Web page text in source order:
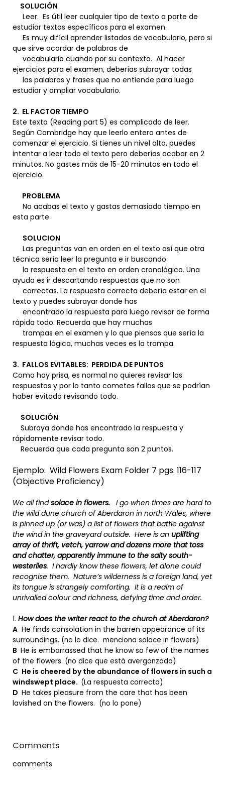
SOLUCIÓN
Leer. Es útil leer cualquier tipo de texto a parte de
estudiar textos específicos para el examen.
Es muy difícil aprender listados de vocabulario, pero si
que sirve acordar de palabras de
vocabulario cuando por su contexto. Al hacer
ejercicios para el examen, deberías subrayar todas
las palabras y frases que no entiende para luego
estudiar y ampliar vocabulario.
2. EL FACTOR TIEMPO
Este texto (Reading part 5) es complicado de leer.
Según Cambridge hay que leerlo entero antes de
comenzar el ejercicio. Si tienes un nivel alto, puedes
intentar a leer todo el texto pero deberías acabar en 2
minutos. No gastes más de 15-20 minutos en todo el
ejercicio.
PROBLEMA
No acabas el texto y gastas demasiado tiempo en
esta parte.
SOLUCION
Las preguntas van en orden en el texto así que otra
técnica sería leer la pregunta e ir buscando
la respuesta en el texto en orden cronológico. Una
ayuda es ir descartando respuestas que no son
correctas. La respuesta correcta debería estar en el
texto y puedes subrayar donde has
encontrado la respuesta para luego revisar de forma
rápida todo. Recuerda que hay muchas
trampas en el examen y lo que piensas que sería la
respuesta lógica, muchas veces es la trampa.
3. FALLOS EVITABLES: PERDIDA DE PUNTOS
Como hay prisa, es normal no quieres revisar las
respuestas y por lo tanto cometes fallos que se podrían
haber evitado revisando todo.
SOLUCIÓN
Subraya donde has encontrado la respuesta y
rápidamente revisar todo.
Recuerda que cada pregunta son 2 puntos.
Ejemplo: Wild Flowers Exam Folder 7 pgs. 116-117
(Objective Proficiency)
We all findsolace in flowers. I go when times are hard to
the wild dune church of Aberdaron in north Wales, where
is pinned up (or was) a list of flowers that battle against
the wind in the graveyard outside. Here is an uplifting
array of thrift, vetch, yarrow and dozens more that toss
and chatter, apparently immune to the salty south-
westerlies. I hardly know these flowers, let alone could
recognise them. Nature’s wilderness is a foreign land, yet
its tongue is strangely comforting. It is a realm of
unrivalled colour and richness, defying time and order.
1. How does the writer react to the church at Aberdaron?
A He finds consolation in the barren appearance of its
surroundings. (no lo dice. menciona solace in flowers)
B He is embarrassed that he know so few of the names
of the flowers. (no dice que está avergonzado)
C He is cheered by the abundance of flowers in such a
windswept place. (La respuesta correcta)
D He takes pleasure from the care that has been
lavished on the flowers. (no lo pone)
Comments
comments